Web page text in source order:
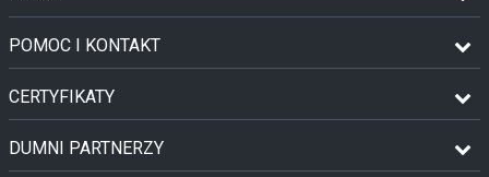
POMOC I KONTAKT
CERTYFIKATY
DUMNI PARTNERZY